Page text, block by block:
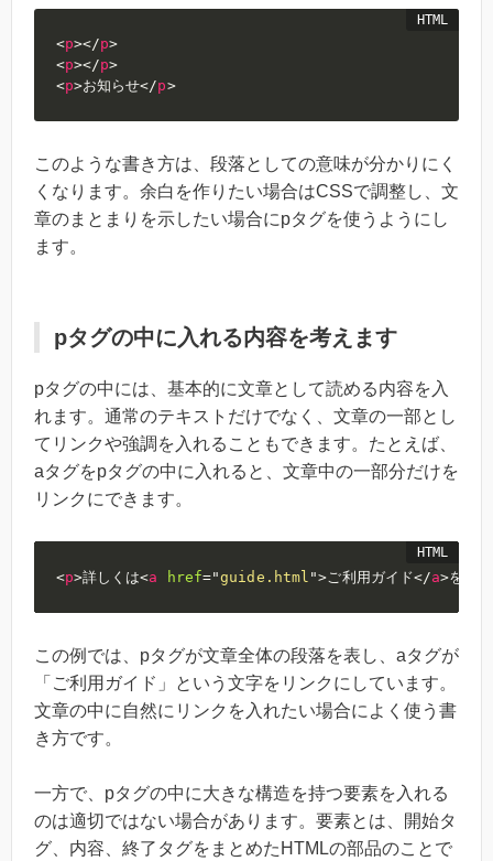
<p></p>
<p></p>
<p>お知らせ</p>
このような書き方は、段落としての意味が分かりにく
くなります。余白を作りたい場合はCSSで調整し、文
章のまとまりを示したい場合にpタグを使うようにし
ます。
pタグの中に入れる内容を考えます
pタグの中には、基本的に文章として読める内容を入
れます。通常のテキストだけでなく、文章の一部とし
てリンクや強調を入れることもできます。たとえば、
aタグをpタグの中に入れると、文章中の一部分だけを
リンクにできます。
<p>詳しくは<a href="guide.html "> ご利用ガイド</a>をご
この例では、pタグが文章全体の段落を表し、aタグが
「ご利用ガイド」という文字をリンクにしています。
文章の中に自然にリンクを入れたい場合によく使う書
き方です。
一方で、pタグの中に大きな構造を持つ要素を入れる
のは適切ではない場合があります。要素とは、開始タ
グ、内容、終了タグをまとめたHTMLの部品のことで